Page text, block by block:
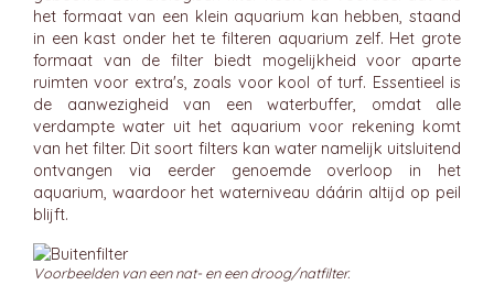
het formaat van een klein aquarium kan hebben, staand
in een kast onder het te filteren aquarium zelf. Het grote
formaat van de filter biedt mogelijkheid voor aparte
ruimten voor extra's, zoals voor kool of turf. Essentieel is
de aanwezigheid van een waterbuffer, omdat alle
verdampte water uit het aquarium voor rekening komt
van het filter. Dit soort filters kan water namelijk uitsluitend
ontvangen via eerder genoemde overloop in het
aquarium, waardoor het waterniveau dáárin altijd op peil
blijft.
Voorbeelden van een nat- en een droog/natfilter.